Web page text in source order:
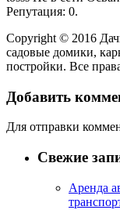
Репутация: 0.
Copyright © 2016
садовые домики,
постройки. Все
Добавить
Для отправки
Свежие
Аренда